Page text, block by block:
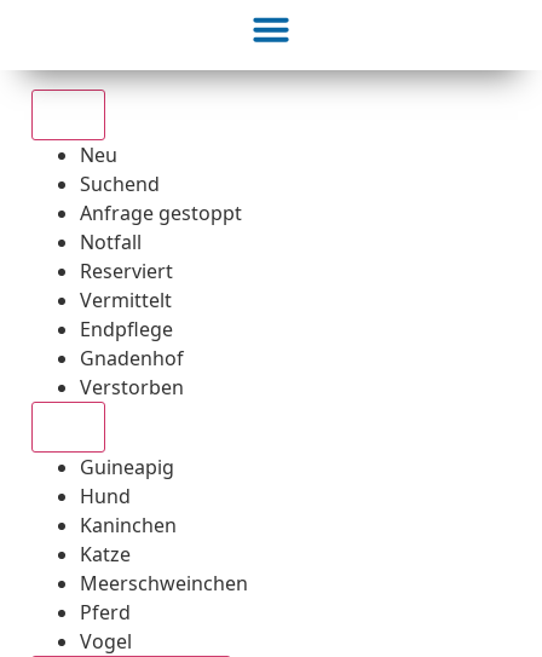
Neu
Suchend
Anfrage gestoppt
Notfall
Reserviert
Vermittelt
Endpflege
Gnadenhof
Verstorben
Guineapig
Hund
Kaninchen
Katze
Meerschweinchen
Pferd
Vogel